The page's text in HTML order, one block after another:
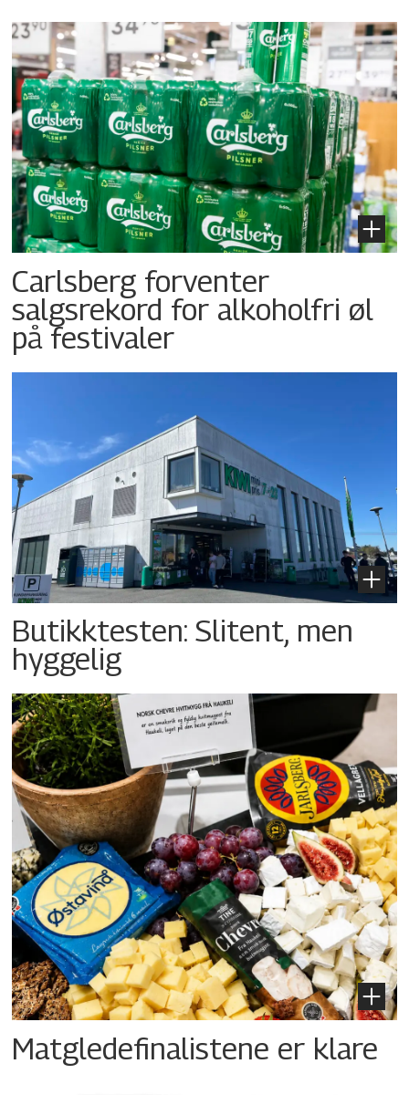
Carlsberg forventer
salgsrekord for alkoholfri øl
på festivaler
Butikktesten: Slitent, men
hyggelig
Matgledefinalistene er klare